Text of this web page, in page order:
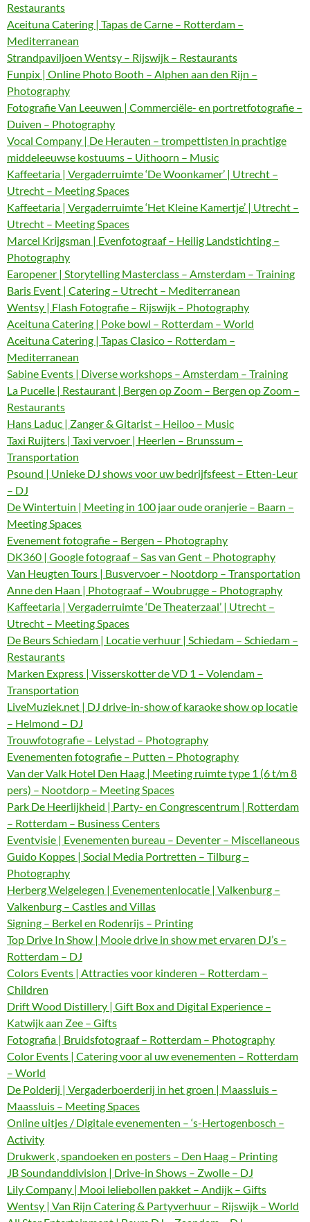
Restaurants
Aceituna Catering | Tapas de Carne – Rotterdam –
Mediterranean
Strandpaviljoen Wentsy – Rijswijk – Restaurants
Funpix | Online Photo Booth – Alphen aan den Rijn –
Photography
Fotografie Van Leeuwen | Commerciële- en portretfotografie –
Duiven – Photography
Vocal Company | De Herauten – trompettisten in prachtige
middeleeuwse kostuums – Uithoorn – Music
Kaffeetaria | Vergaderruimte ‘De Woonkamer’ | Utrecht –
Utrecht – Meeting Spaces
Kaffeetaria | Vergaderruimte ‘Het Kleine Kamertje’ | Utrecht –
Utrecht – Meeting Spaces
Marcel Krijgsman | Evenfotograaf – Heilig Landstichting –
Photography
Earopener | Storytelling Masterclass – Amsterdam – Training
Baris Event | Catering – Utrecht – Mediterranean
Wentsy | Flash Fotografie – Rijswijk – Photography
Aceituna Catering | Poke bowl – Rotterdam – World
Aceituna Catering | Tapas Clasico – Rotterdam –
Mediterranean
Sabine Events | Diverse workshops – Amsterdam – Training
La Pucelle | Restaurant | Bergen op Zoom – Bergen op Zoom –
Restaurants
Hans Laduc | Zanger & Gitarist – Heiloo – Music
Taxi Ruijters | Taxi vervoer | Heerlen – Brunssum –
Transportation
Psound | Unieke DJ shows voor uw bedrijfsfeest – Etten-Leur
– DJ
De Wintertuin | Meeting in 100 jaar oude oranjerie – Baarn –
Meeting Spaces
Evenement fotografie – Bergen – Photography
DK360 | Google fotograaf – Sas van Gent – Photography
Van Heugten Tours | Busvervoer – Nootdorp – Transportation
Anne den Haan | Photograaf – Woubrugge – Photography
Kaffeetaria | Vergaderruimte ‘De Theaterzaal’ | Utrecht –
Utrecht – Meeting Spaces
De Beurs Schiedam | Locatie verhuur | Schiedam – Schiedam –
Restaurants
Marken Express | Visserskotter de VD 1 – Volendam –
Transportation
LiveMuziek.net | DJ drive-in-show of karaoke show op locatie
– Helmond – DJ
Trouwfotografie – Lelystad – Photography
Evenementen fotografie – Putten – Photography
Van der Valk Hotel Den Haag | Meeting ruimte type 1 (6 t/m 8
pers) – Nootdorp – Meeting Spaces
Park De Heerlijkheid | Party- en Congrescentrum | Rotterdam
– Rotterdam – Business Centers
Eventvisie | Evenementen bureau – Deventer – Miscellaneous
Guido Koppes | Social Media Portretten – Tilburg –
Photography
Herberg Welgelegen | Evenementenlocatie | Valkenburg –
Valkenburg – Castles and Villas
Signing – Berkel en Rodenrijs – Printing
Top Drive In Show | Mooie drive in show met ervaren DJ’s –
Rotterdam – DJ
Colors Events | Attracties voor kinderen – Rotterdam –
Children
Drift Wood Distillery | Gift Box and Digital Experience –
Katwijk aan Zee – Gifts
Fotografia | Bruidsfotograaf – Rotterdam – Photography
Color Events | Catering voor al uw evenementen – Rotterdam
– World
De Polderij | Vergaderboerderij in het groen | Maassluis –
Maassluis – Meeting Spaces
Online uitjes / Digitale evenementen – ‘s-Hertogenbosch –
Activity
Drukwerk , spandoeken en posters – Den Haag – Printing
JB Soundanddivision | Drive-in Shows – Zwolle – DJ
Lily Company | Mooi leliebollen pakket – Andijk – Gifts
Wentsy | Van Rijn Catering & Partyverhuur – Rijswijk – World